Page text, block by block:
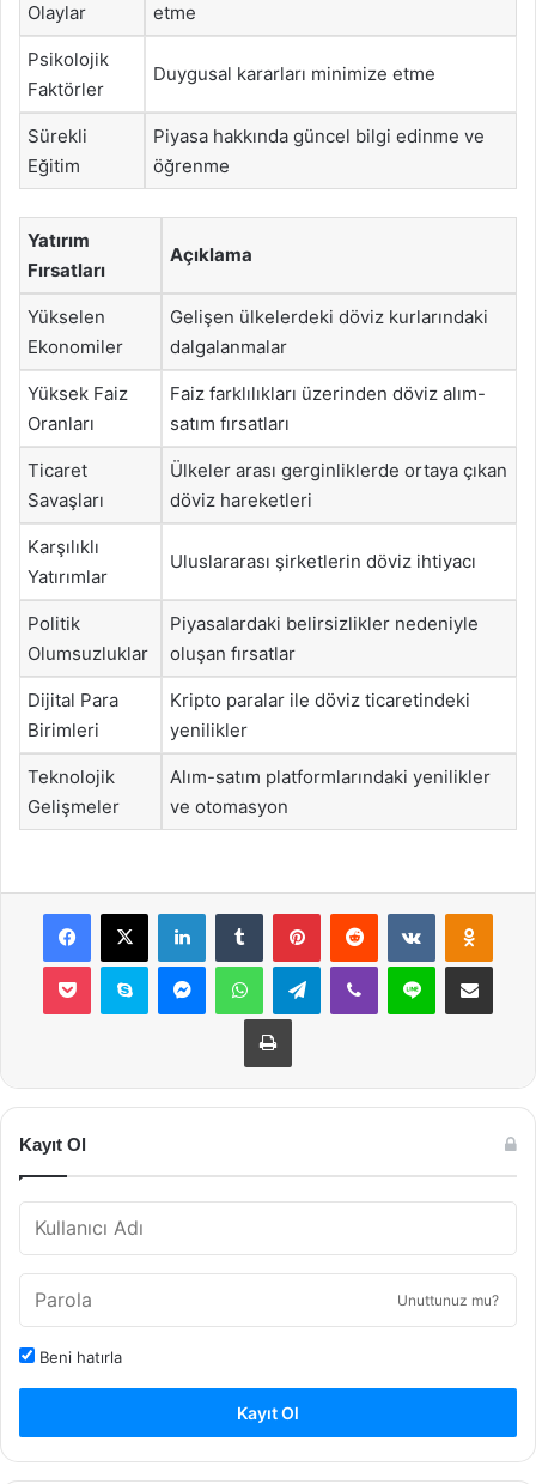
Olaylar
etme
Psikolojik
Faktörler
Duygusal kararları minimize etme
Sürekli
Eğitim
Piyasa hakkında güncel bilgi edinme ve
öğrenme
Yatırım
Fırsatları
Açıklama
Yükselen
Ekonomiler
Gelişen ülkelerdeki döviz kurlarındaki
dalgalanmalar
Yüksek Faiz
Oranları
Faiz farklılıkları üzerinden döviz alım-
satım fırsatları
Ticaret
Savaşları
Ülkeler arası gerginliklerde ortaya çıkan
döviz hareketleri
Karşılıklı
Yatırımlar
Uluslararası şirketlerin döviz ihtiyacı
Politik
Olumsuzluklar
Piyasalardaki belirsizlikler nedeniyle
oluşan fırsatlar
Dijital Para
Birimleri
Kripto paralar ile döviz ticaretindeki
yenilikler
Teknolojik
Gelişmeler
Alım-satım platformlarındaki yenilikler
ve otomasyon
Facebook
X LinkedInTumblr PinterestReddit VKontakte
Pocket Skype MessengerWhatsAppTelegramViber Line E-Posta ile
Yazdır
Kayıt Ol
Unuttunuz mu?
Beni hatırla
Kayıt Ol